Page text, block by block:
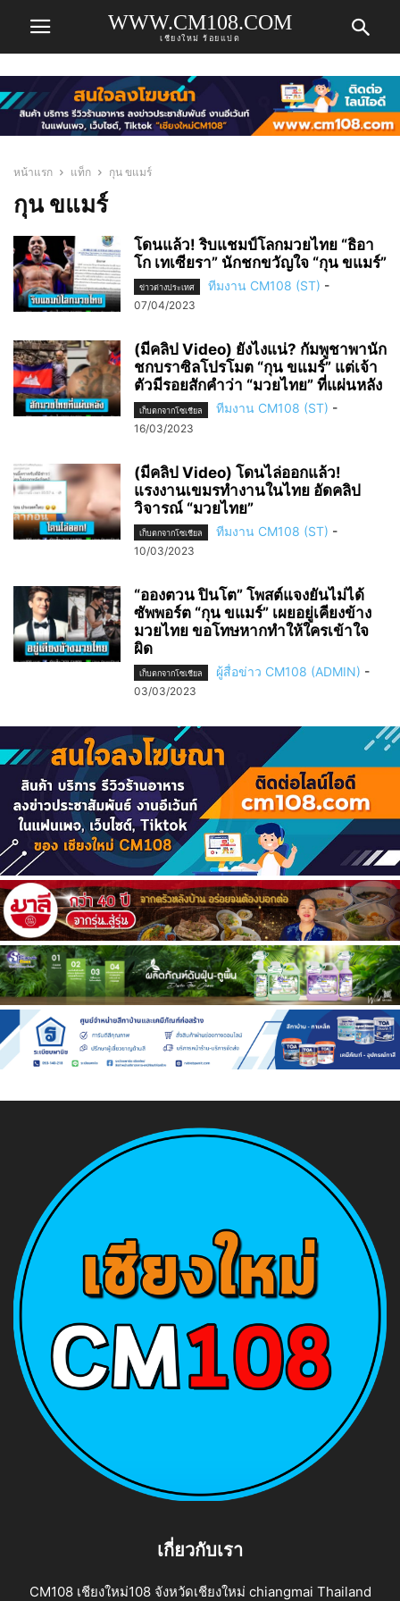
WWW.CM108.COM
เชียงใหม่ ร้อยแปด
หน้าแรก แท็ก กุน ขแมร์
กุน ขแมร์
โดนแล้ว! ริบแชมป์โลกมวยไทย “ธิอา
โก เทเซียรา” นักชกขวัญใจ “กุน ขแมร์”
ข่าวต่างประเทศ ทีมงาน CM108 (ST) -
07/04/2023
(มีคลิป Video) ยังไงแน่? กัมพูชาพานัก
ชกบราซิลโปรโมต “กุน ขแมร์” แต่เจ้า
ตัวมีรอยสักคำว่า “มวยไทย” ที่แผ่นหลัง
เก็บตกจากโซเชียล ทีมงาน CM108 (ST) -
16/03/2023
(มีคลิป Video) โดนไล่ออกแล้ว!
แรงงานเขมรทำงานในไทย อัดคลิป
วิจารณ์ “มวยไทย”
เก็บตกจากโซเชียล ทีมงาน CM108 (ST) -
10/03/2023
“อองตวน ปินโต” โพสต์แจงยันไม่ได้
ซัพพอร์ต “กุน ขแมร์” เผยอยู่เคียงข้าง
มวยไทย ขอโทษหากทำให้ใครเข้าใจ
ผิด
เก็บตกจากโซเชียล ผู้สื่อข่าว CM108 (ADMIN) -
03/03/2023
เกี่ยวกับเรา
CM108 เชียงใหม่108 จังหวัดเชียงใหม่ chiangmai Thailand